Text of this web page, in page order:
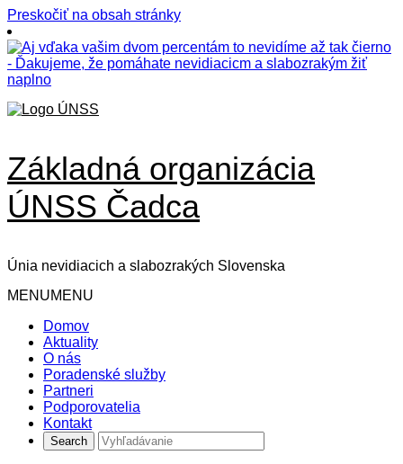
Preskočiť na obsah stránky
Základná organizácia
ÚNSS Čadca
Únia nevidiacich a slabozrakých Slovenska
MENUMENU
Domov
Aktuality
O nás
Poradenské služby
Partneri
Podporovatelia
Kontakt